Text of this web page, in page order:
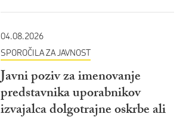
04.08.2026
SPOROČILA ZA JAVNOST
Javni poziv za imenovanje
predstavnika uporabnikov
izvajalca dolgotrajne oskrbe ali